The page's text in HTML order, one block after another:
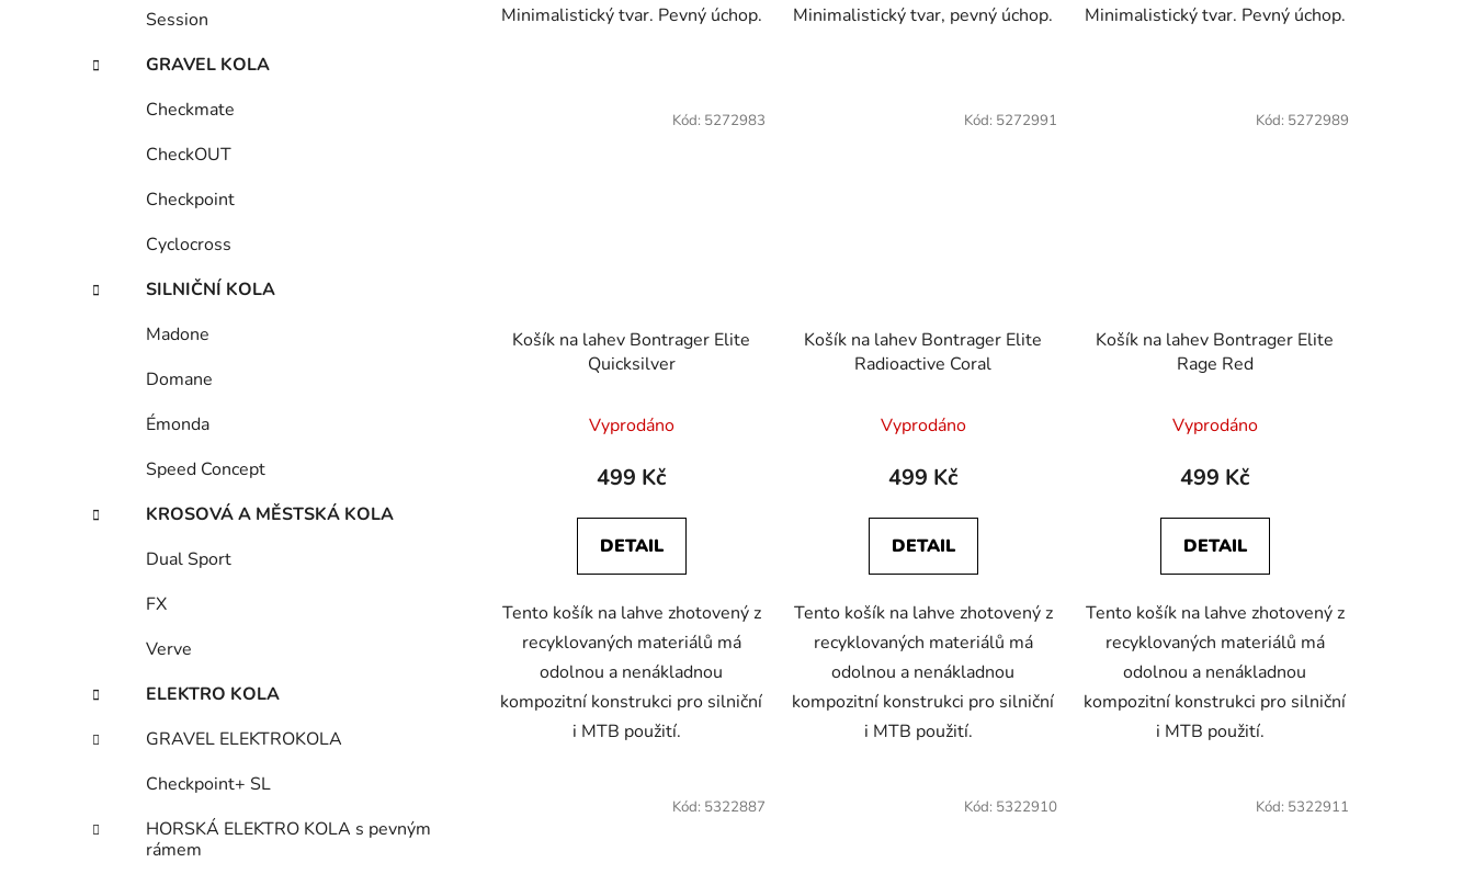
Session
GRAVEL KOLA
Checkmate
CheckOUT
Checkpoint
Cyclocross
SILNIČNÍ KOLA
Madone
Domane
Émonda
Speed Concept
KROSOVÁ A MĚSTSKÁ KOLA
Dual Sport
FX
Verve
ELEKTRO KOLA
GRAVEL ELEKTROKOLA
Checkpoint+ SL
HORSKÁ ELEKTRO KOLA s pevným
rámem
Minimalistický tvar. Pevný úchop.
Minimalistický tvar, pevný úchop.
Minimalistický tvar. Pevný úchop.
Košík na lahev Bontrager Elite
Quicksilver
Vyprodáno
499 Kč
DETAIL
Tento košík na lahve zhotovený z
recyklovaných materiálů má
odolnou a nenákladnou
kompozitní konstrukci pro silniční
i MTB použití.
Kód: 5272983
Košík na lahev Bontrager Elite
Radioactive Coral
Vyprodáno
499 Kč
DETAIL
Tento košík na lahve zhotovený z
recyklovaných materiálů má
odolnou a nenákladnou
kompozitní konstrukci pro silniční
i MTB použití.
Kód: 5272991
Košík na lahev Bontrager Elite
Rage Red
Vyprodáno
499 Kč
DETAIL
Tento košík na lahve zhotovený z
recyklovaných materiálů má
odolnou a nenákladnou
kompozitní konstrukci pro silniční
i MTB použití.
Kód: 5272989
Kód: 5322887 Kód: 5322910 Kód: 5322911